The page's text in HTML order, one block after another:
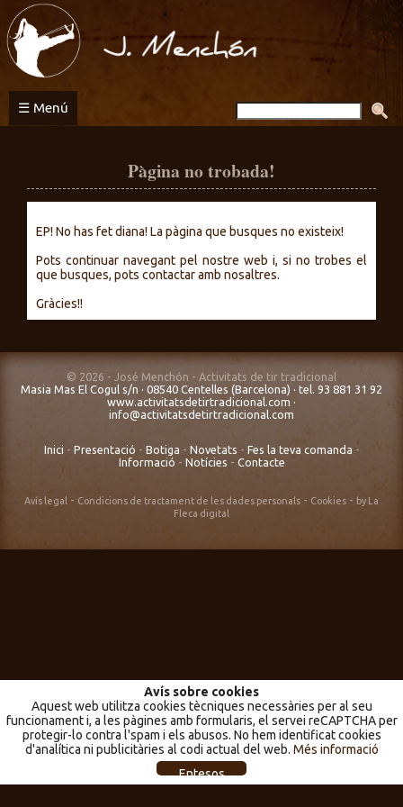
Avís sobre cookies
Aquest web utilitza cookies tècniques necessàries per al seu
funcionament i, a les pàgines amb formularis, el servei reCAPTCHA per
protegir-lo contra l'spam i els abusos. No hem identificat cookies
d'analítica ni publicitàries al codi actual del web. Més informació
Entesos
Activitats
de
tir
tradicional
☰ Menú
Pàgina no trobada!
EP! No has fet diana! La pàgina que busques no existeix!
Pots continuar navegant pel nostre web i, si no trobes el
que busques, pots contactar amb nosaltres.
Gràcies!!
© 2026 - José Menchón - Activitats de tir tradicional
Masia Mas El Cogul s/n · 08540 Centelles (Barcelona) · tel. 93 881 31 92
www.activitatsdetirtradicional.com ·
info@activitatsdetirtradicional.com
Inici - Presentació - Botiga - Novetats - Fes la teva comanda -
Informació - Notícies - Contacte
Avís legal - Condicions de tractament de les dades personals - Cookies - by La
Fleca digital